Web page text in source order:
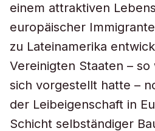
einem attraktiven
europäischer
zu Lateinamerika
Vereinigten Staaten –
sich vorgestellt hatte –
der Leibeigenschaft in
Schicht selbständiger